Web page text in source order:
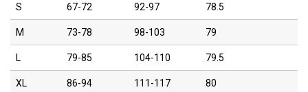
S 67-72 92-97 78.5
M 73-78 98-103 79
L 79-85 104-110 79.5
XL 86-94 111-117 80